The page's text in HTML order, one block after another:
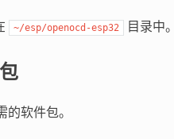
~/esp/openocd-esp32 目录中。
的软件包。